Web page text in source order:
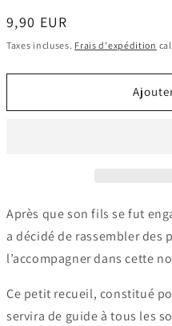
Prix
habituel
9,90 EUR
Taxes incluses. Frais d'expédition
Après que son fils se fut
a décidé de rassembler des
l’accompagner dans cette
Ce petit recueil, constitué
servira de guide à tous les